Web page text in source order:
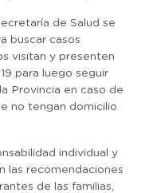
de Salud se
buscar casos
visitan y presenten
para luego seguir
Provincia en caso de
no tengan domicilio
individual y
las recomendaciones
de las familias,